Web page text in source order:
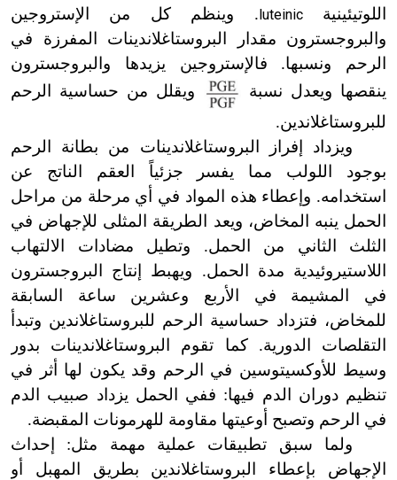
اللوتيئينيةluteinic . وينظم كل من الإستروجين
والبروجسترون مقدار البروستاغلاندينات المفرزة في
الرحم ونسبها. فالإستروجين يزيدها والبروجسترون
ينقصها ويعدل نسبة
ويقلل من حساسية الرحم
للبروستاغلاندين.
ويزداد إفراز البروستاغلاندينات من بطانة الرحم
بوجود اللولب مما يفسر جزئياً العقم الناتج عن
استخدامه. وإعطاء هذه المواد في أي مرحلة من مراحل
الحمل ينبه المخاض، ويعد الطريقة المثلى للإجهاض في
الثلث الثاني من الحمل. وتطيل مضادات الالتهاب
اللاستيروئيدية مدة الحمل. ويهبط إنتاج البروجسترون
في المشيمة في الأربع وعشرين ساعة السابقة
للمخاض، فتزداد حساسية الرحم للبروستاغلاندين وتبدأ
التقلصات الدورية. كما تقوم البروستاغلاندينات بدور
وسيط للأوكسيتوسين في الرحم وقد يكون لها أثر في
تنظيم دوران الدم فيها: ففي الحمل يزداد صبيب الدم
في الرحم وتصبح أوعيتها مقاومة للهرمونات المقبضة.
ولما سبق تطبيقات عملية مهمة مثل: إحداث
الإجهاض بإعطاء البروستاغلاندين بطريق المهبل أو